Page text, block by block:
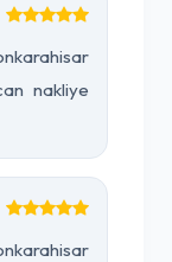
nakliye